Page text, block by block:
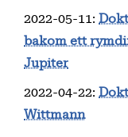
2022-05-11 :
bakom ett
Jupiter
2022-04-22:
Wittmann